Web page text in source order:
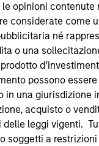
opinioni contenute
considerate come
né
o una
possono
in una giurisdizione
acquisto o
leggi vigenti.
soggetti a
Key
Debt
Corporate Debt
Emerging